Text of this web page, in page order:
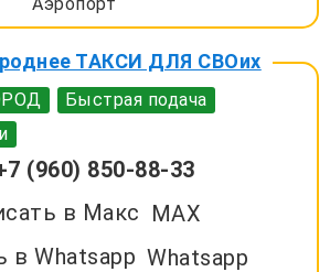
ТАКСИ ДЛЯ СВОих
Быстрая подача
(960) 850-88-33
MAX
Whatsapp